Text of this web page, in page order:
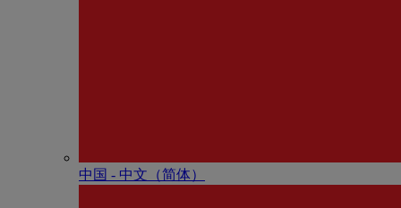
中国 - 中⽂（简体）